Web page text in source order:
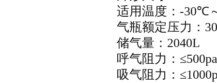
适用温度： -30℃
气瓶额定压力：
储气量： 2040L
呼气阻力： ≤500pa
吸气阻力： ≤